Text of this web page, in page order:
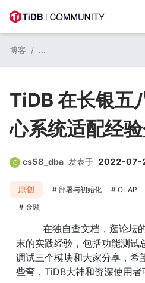
博客 / ...
TiDB 在长银五
心系统适配经
cs58_dba 发表于 2022-07-
原创 部署与初始化 OLAP
金融
末的实践经验，包括功能测试
调试三个模块和大家分享，希
些弯，TiDB大神和资深使用者